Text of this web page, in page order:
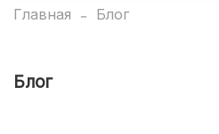
Главная Блог
Блог